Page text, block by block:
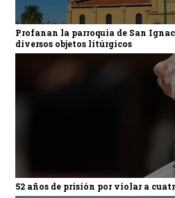
Profanan la parroquia de San
diversos objetos litúrgicos
52 años de prisión por violar a